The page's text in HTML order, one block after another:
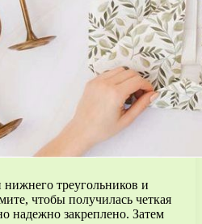
треугольников и
чтобы получилась четкая
надежно закреплено. Затем